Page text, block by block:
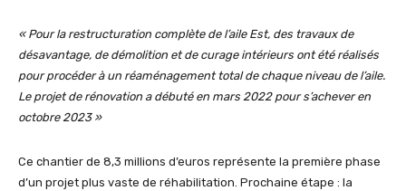
« Pour la restructuration complète de l’aile Est, des travaux de
désavantage, de démolition et de curage intérieurs ont été réalisés
pour procéder à un réaménagement total de chaque niveau de l’aile.
Le projet de rénovation a débuté en mars 2022 pour s’achever en
octobre 2023 »
Ce chantier de 8,3 millions d’euros représente la première phase
d’un projet plus vaste de réhabilitation. Prochaine étape : la